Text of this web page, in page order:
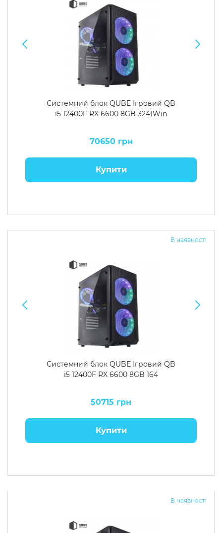
Системний блок QUBE Ігровий QB
i5 12400F RX 6600 8GB 3241Win
70650 грн
Купити
В наявності
Системний блок QUBE Ігровий QB
i5 12400F RX 6600 8GB 164
50715 грн
Купити
В наявності